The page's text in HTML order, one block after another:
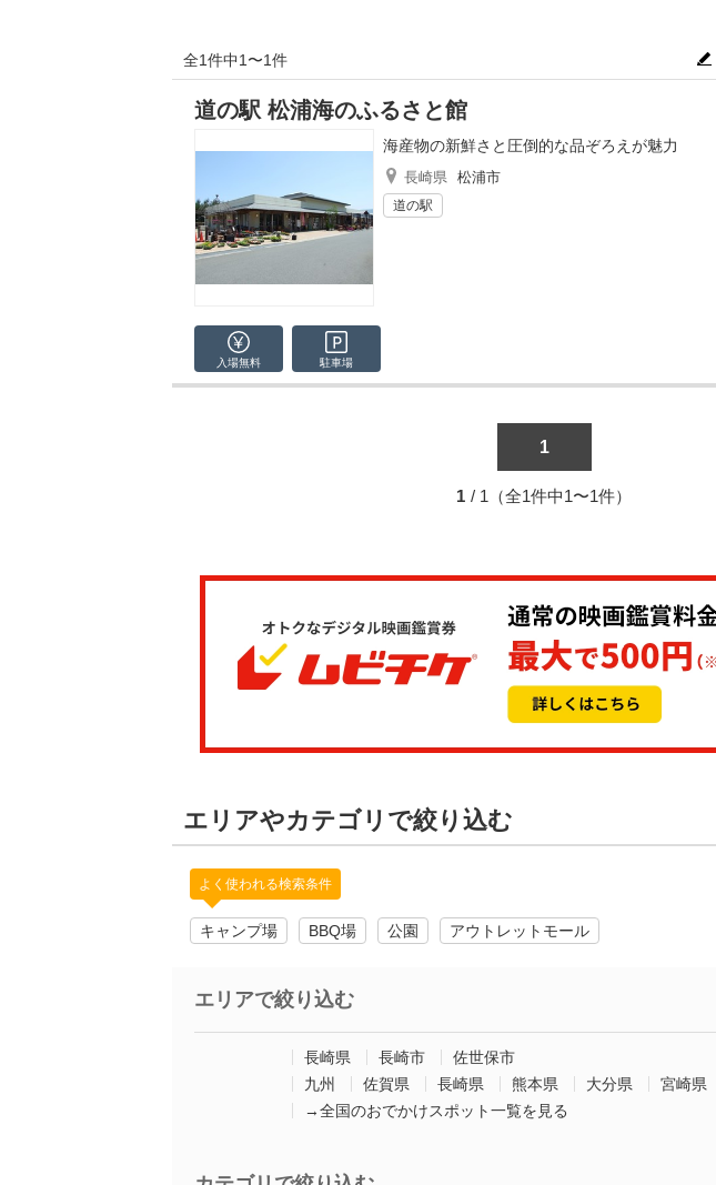
全1件中1〜1件
道の駅 松浦海のふるさと館
海産物の新鮮さと圧倒的な品ぞろえが魅力
長崎県 松浦市
道の駅
入場無料 駐車場
1
1 / 1（全1件中1〜1件）
エリアやカテゴリで絞り込む
よく使われる検索条件
キャンプ場 BBQ場 公園 アウトレットモール
エリアで絞り込む
長崎県 長崎市
佐世保市
九州
佐賀県 長崎県 熊本県 大分県 宮崎県
→全国のおでかけスポット一覧を見る